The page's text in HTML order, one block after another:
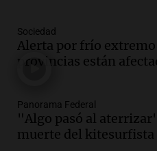
Audio.
abuso sexual:
diciembre de 2025
Audio.Familiares
convocan marcha
trágica muerte en
Sociedad
Alerta por frío
provincias están
Panorama Federal
"Algo pasó al
muerte del kitesurfista